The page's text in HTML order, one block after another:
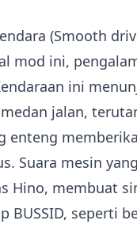
(Smooth
mod ini,
ini
jalan,
enteng
Suara mesin
Hino, membuat
BUSSID, seperti